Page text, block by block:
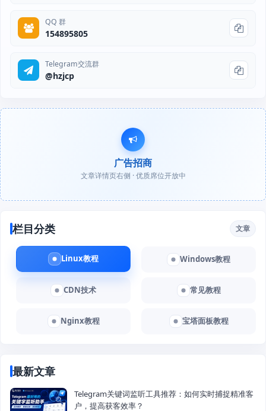
QQ 群
154895805
Telegram交流群
@hzjcp
广告招商
文章详情页右侧 · 优质席位开放中
栏目分类 文章
Linux教程 Windows教程
CDN技术 常见教程
Nginx教程 宝塔面板教程
最新文章
Telegram关键词监听工具推荐：如何实时捕捉精准客
户，提高获客效率？